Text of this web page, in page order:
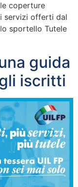
coperture
servizi offerti dal
sportello Tutele
guida
iscritti